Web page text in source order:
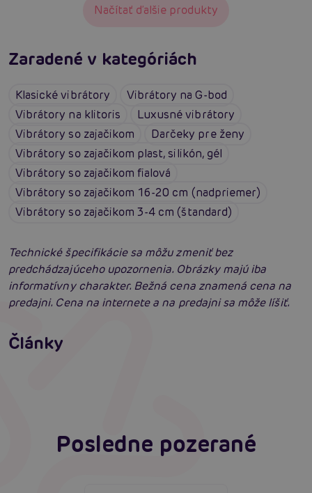
Načítať ďalšie produkty
Zaradené v kategóriách
Klasické vibrátory
Vibrátory na G-bod
Vibrátory na klitoris
Luxusné vibrátory
Vibrátory so zajačikom
Darčeky pre ženy
Vibrátory so zajačikom plast, silikón, gél
Vibrátory so zajačikom fialová
Vibrátory so zajačikom 16-20 cm (nadpriemer)
Vibrátory so zajačikom 3-4 cm (štandard)
Technické špecifikácie sa môžu zmeniť bez
predchádzajúceho upozornenia. Obrázky majú iba
informatívny charakter. Bežná cena znamená cena na
predajni. Cena na internete a na predajni sa môže líšiť.
Články
výsledky?
Čítať viacej
Vyberáme vibrátor: Ako vybrať najlepší
vibrátor?
Posledne pozerané